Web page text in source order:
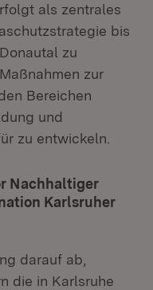
als zentrales
bis
zu
zur
Bereichen
und
zu entwickeln.
Nachhaltiger
Karlsruher
darauf ab,
die in Karlsruhe